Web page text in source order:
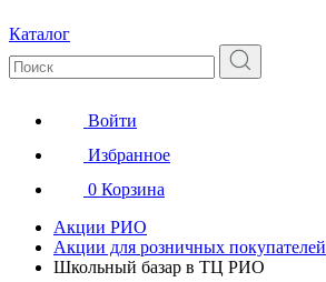
Каталог
Войти
Избранное
0 Корзина
Акции РИО
Акции для розничных покупателей
Школьный базар в ТЦ РИО